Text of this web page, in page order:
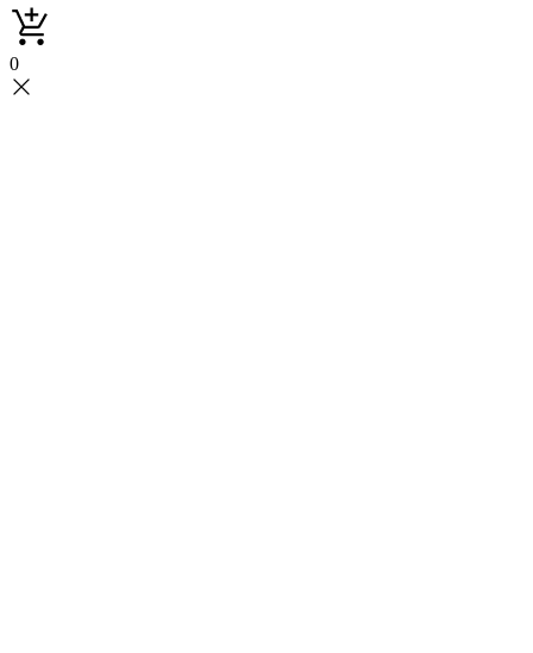
0